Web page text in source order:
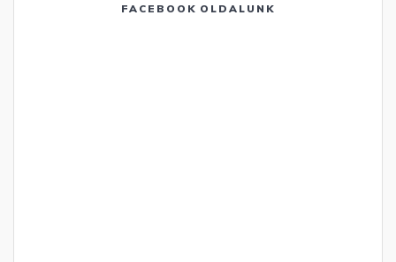
FACEBOOK OLDALUNK